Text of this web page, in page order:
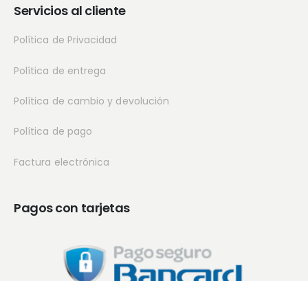
Servicios al cliente
Política de Privacidad
Política de entrega
Política de cambio y devolución
Política de pago
Factura electrónica
Pagos con tarjetas